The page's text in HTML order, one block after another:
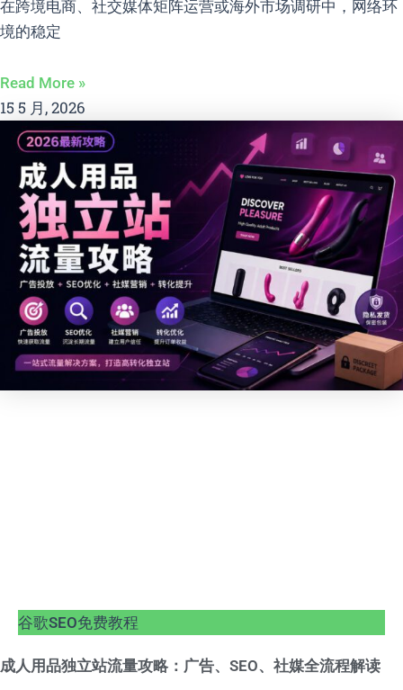
在跨境电商、社交媒体矩阵运营或海外市场调研中，网络环
境的稳定
Read More »
15 5 月, 2026
谷歌SEO免费教程
成人用品独立站流量攻略：广告、SEO、社媒全流程解读